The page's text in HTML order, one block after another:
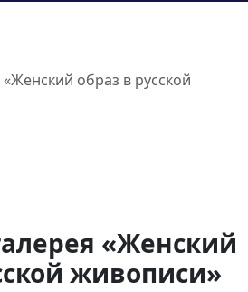
образ в русской
«Женский
живописи»